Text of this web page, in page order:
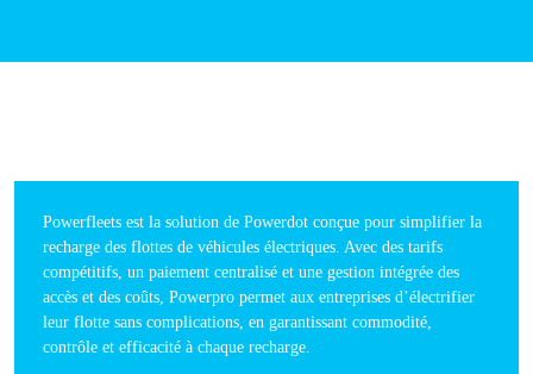
Powerfleets est la solution de Powerdot conçue pour simplifier la
recharge des flottes de véhicules électriques. Avec des tarifs
compétitifs, un paiement centralisé et une gestion intégrée des
accès et des coûts, Powerpro permet aux entreprises d’électrifier
leur flotte sans complications, en garantissant commodité,
contrôle et efficacité à chaque recharge.